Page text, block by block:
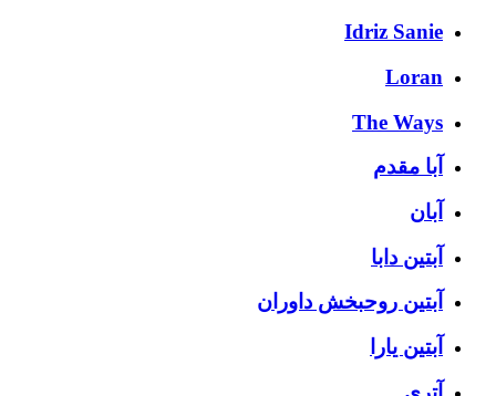
Idriz Sanie
Loran
The Ways
آبا مقدم
آبان
آبتین دابا
آبتین روحبخش داوران
آبتین یارا